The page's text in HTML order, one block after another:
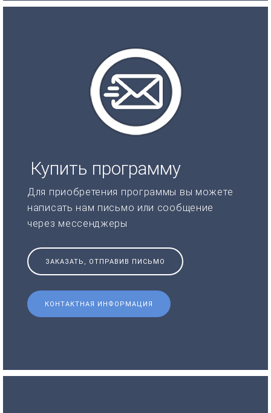
Купить программу
Для приобретения программы вы можете
написать нам письмо или сообщение
через мессенджеры
ЗАКАЗАТЬ, ОТПРАВИВ ПИСЬМО
КОНТАКТНАЯ ИНФОРМАЦИЯ